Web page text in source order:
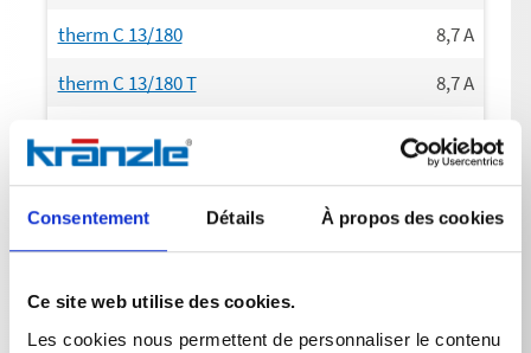
Consentement Détails À propos des cookies
Ce site web utilise des cookies.
Les cookies nous permettent de personnaliser le contenu
therm C 13/180
8,7A
therm C 13/180 T
8,7A
8,7 A
therm C 15/150 T
8,7A
Puissance absorbée
therm C 11/130
3,4kW